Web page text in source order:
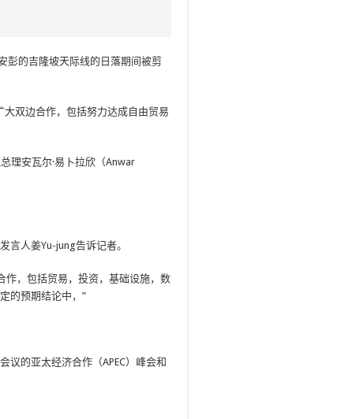
彭的吉隆坡天际线的日落期间被剪
大双边合作，包括努力达成自由贸易
理安瓦尔·易卜拉欣（Anwar
言人姜Yu-jung告诉记者。
作，包括贸易，投资，基础设施，数
的预期结论中，”
议的亚太经济合作（APEC）峰会和